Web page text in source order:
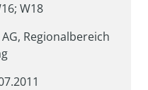
W18
Regionalbereich